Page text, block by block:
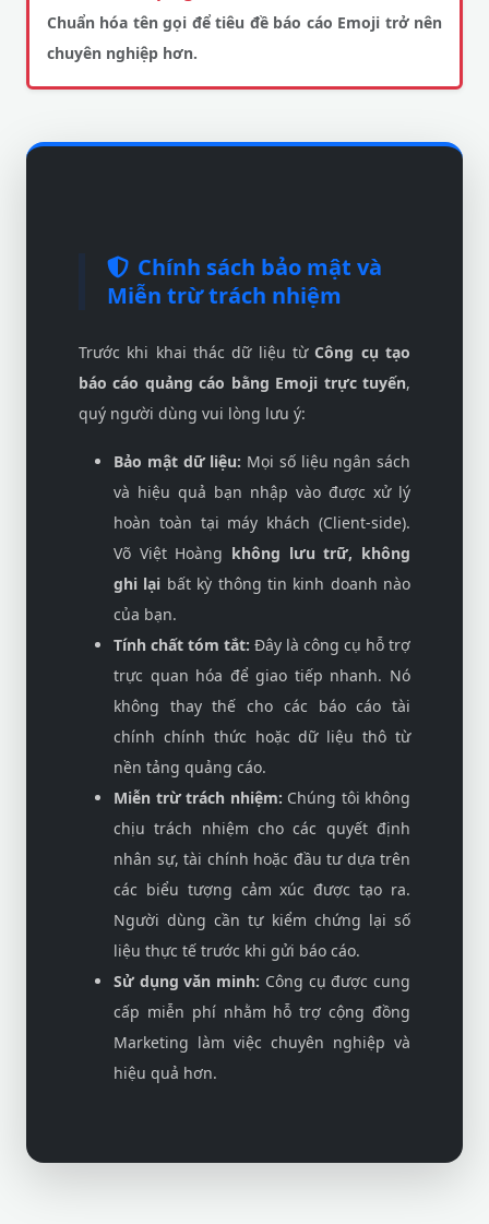
Chuẩn hóa tên gọi để tiêu đề báo cáo Emoji trở nên
chuyên nghiệp hơn.
Chính sách bảo mật và
Miễn trừ trách nhiệm
Trước khi khai thác dữ liệu từCông cụ tạo
báo cáo quảng cáo bằng Emoji trực tuyến,
quý người dùng vui lòng lưu ý:
Bảo mật dữ liệu: Mọi số liệu ngân sách
và hiệu quả bạn nhập vào được xử lý
hoàn toàn tại máy khách (Client-side).
Võ Việt Hoàng không lưu trữ, không
ghi lại bất kỳ thông tin kinh doanh nào
của bạn.
Tính chất tóm tắt: Đây là công cụ hỗ trợ
trực quan hóa để giao tiếp nhanh. Nó
không thay thế cho các báo cáo tài
chính chính thức hoặc dữ liệu thô từ
nền tảng quảng cáo.
Miễn trừ trách nhiệm: Chúng tôi không
chịu trách nhiệm cho các quyết định
nhân sự, tài chính hoặc đầu tư dựa trên
các biểu tượng cảm xúc được tạo ra.
Người dùng cần tự kiểm chứng lại số
liệu thực tế trước khi gửi báo cáo.
Sử dụng văn minh: Công cụ được cung
cấp miễn phí nhằm hỗ trợ cộng đồng
Marketing làm việc chuyên nghiệp và
hiệu quả hơn.